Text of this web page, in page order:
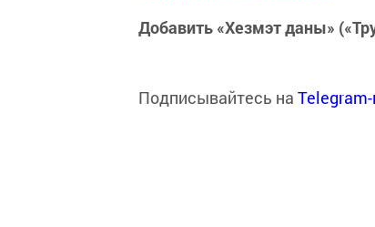
Добавить «Хезмэт даны»
Подписывайтесь на